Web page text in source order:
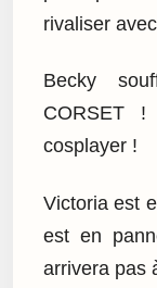
rivaliser
Becky
CORSET
cosplayer !
Victoria est
est en
arrivera pas